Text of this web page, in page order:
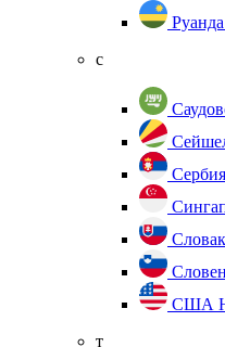
Руанда
с
Сербия
США
т